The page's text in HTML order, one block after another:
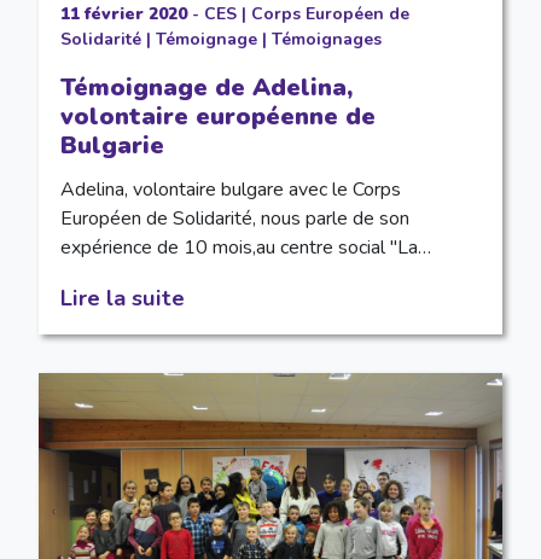
11 février 2020- CES| Corps Européen de
Solidarité| Témoignage| Témoignages
Témoignage de Adelina,
volontaire européenne de
Bulgarie
Adelina, volontaire bulgare avec le Corps
Européen de Solidarité, nous parle de son
expérience de 10 mois,au centre social "La…
Lire la suite